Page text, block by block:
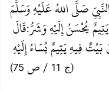
صَلَّى اللهُ عَلَيْهِ وَسَلَّمَ
قَالَ:يُحْسَنُ إِلَيْهِ وَشَرُّ
فِيهِ يَتِيمٌ يُسَاءُ إِلَيْهِ
(ج 11 /
ص 75)